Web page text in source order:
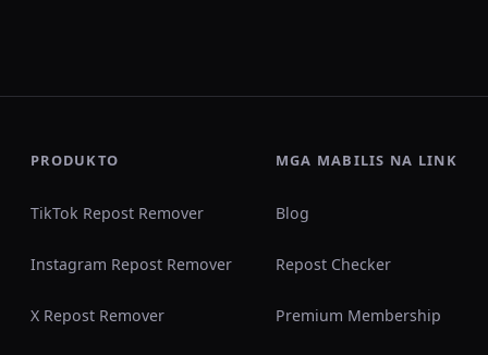
PRODUKTO
TikTok Repost Remover
Instagram Repost Remover
X Repost Remover
MGA MABILIS NA LINK
Blog
Repost Checker
Premium Membership